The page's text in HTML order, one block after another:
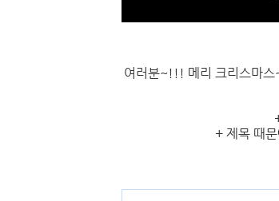
여러분~!!! 메리 크리스마스
+ 제목 때